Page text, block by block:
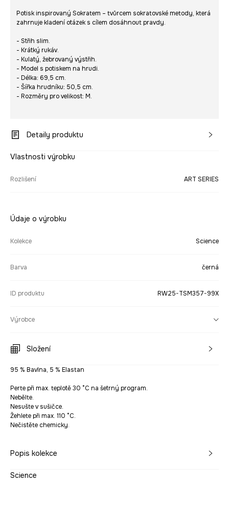
Potisk inspirovaný Sokratem – tvůrcem sokratovské metody, která
zahrnuje kladení otázek s cílem dosáhnout pravdy.
- Střih slim.
- Krátký rukáv.
- Kulatý, žebrovaný výstřih.
- Model s potiskem na hrudi.
- Délka: 69,5 cm.
- Šířka hrudníku: 50,5 cm.
- Rozměry pro velikost: M.
Detaily produktu
Vlastnosti výrobku
Rozlišení ART SERIES
Údaje o výrobku
Kolekce Science
Barva černá
ID produktu RW25-TSM357-99X
Výrobce
Složení
95 % Bavlna, 5 % Elastan
Perte při max. teplotě 30 °C na šetrný program.
Nebělte.
Nesušte v sušičce.
Žehlete při max. 110 °C.
Nečistěte chemicky.
Popis kolekce
Science